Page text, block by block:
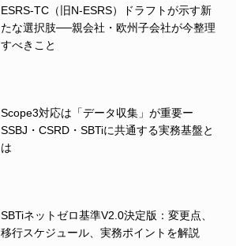
ESRS-TC（旧N-ESRS）ドラフトが示す新
たな選択肢──親会社・欧州子会社が今整理
すべきこと
Scope3対応は「データ収集」が重要ー
SSBJ・CSRD・SBTiに共通する実務基盤と
は
SBTiネットゼロ基準V2.0決定版：変更点、
移行スケジュール、実務ポイントを解説